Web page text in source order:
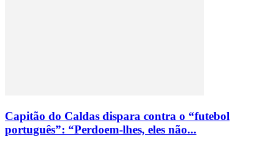
Capitão do Caldas dispara contra o “futebol
português”: “Perdoem-lhes, eles não...